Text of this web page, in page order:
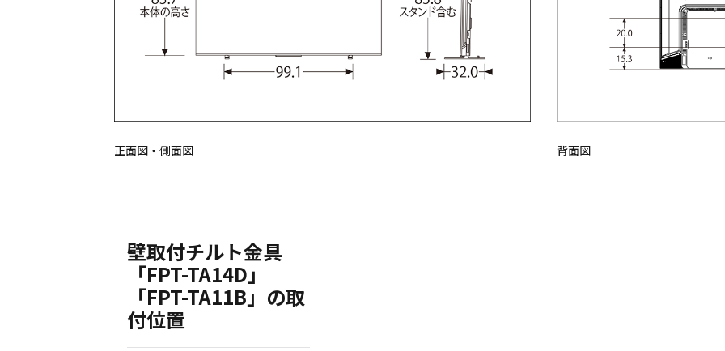
正面図・側面図 背面図
壁取付チルト金具
「FPT-TA14D」
「FPT-TA11B」の取
付位置